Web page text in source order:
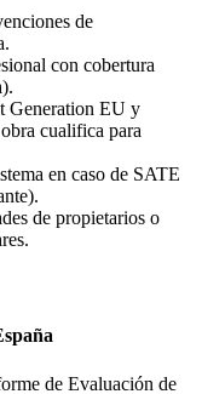
de
con cobertura
Generation EU y
cualifica para
en caso de SATE
de propietarios o
de Evaluación de